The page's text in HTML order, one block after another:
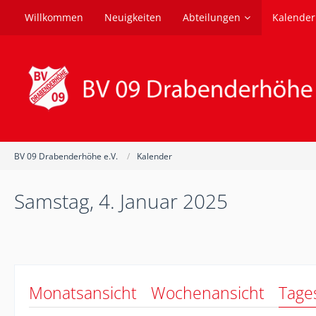
Willkommen Neuigkeiten Abteilungen Kalender
BV 09 Drabenderhöhe e.V. Kalender
Samstag, 4. Januar 2025
Monatsansicht Wochenansicht